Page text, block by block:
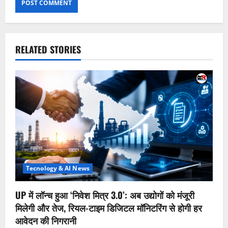
RELATED STORIES
Tecnology & AI News
UP में लॉन्च हुआ ‘निवेश मित्र 3.0’: अब उद्योगों को मंजूरी
मिलेगी और तेज, रियल-टाइम डिजिटल मॉनिटरिंग से होगी हर
आवेदन की निगरानी